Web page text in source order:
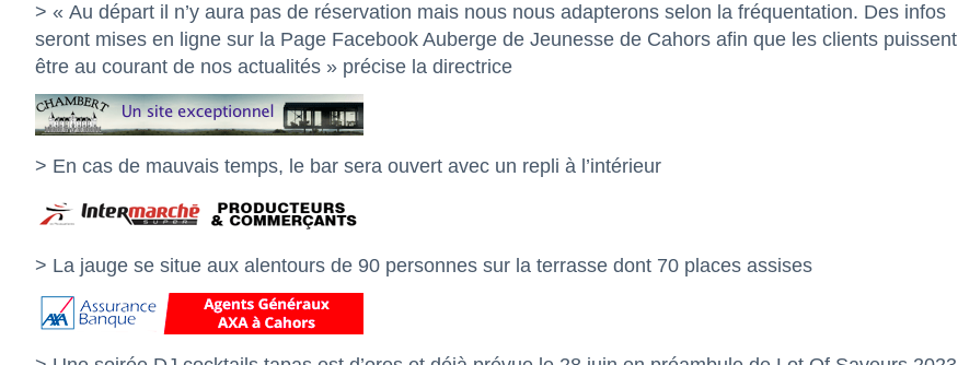
> « Au départ il n’y aura pas de réservation mais nous nous adapterons selon la fréquentation. Des infos
seront mises en ligne sur la Page Facebook Auberge de Jeunesse de Cahors afin que les clients puissent
être au courant de nos actualités » précise la directrice
> En cas de mauvais temps, le bar sera ouvert avec un repli à l’intérieur
> La jauge se situe aux alentours de 90 personnes sur la terrasse dont 70 places assises